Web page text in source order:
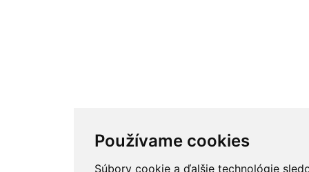
Používame cookies
Súbory cookie a ďalšie technológie